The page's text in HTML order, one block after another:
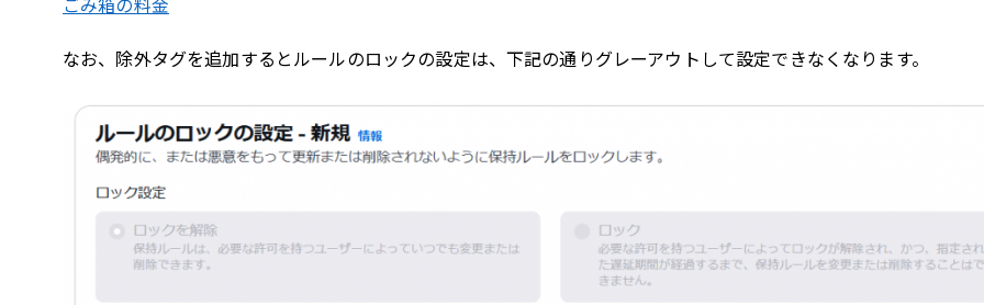
なお、除外タグを追加するとルールのロックの設定は、下記の通りグレーアウトして設定できなくなります。